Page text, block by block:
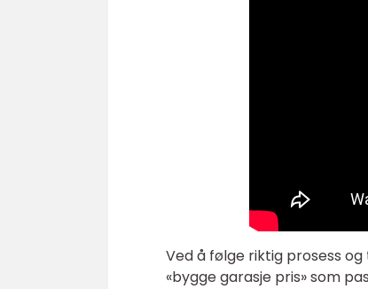
Ved å følge riktig prosess
«bygge garasje pris» som